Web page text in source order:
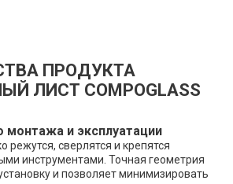
ПРОДУКТА
ЛИСТ COMPOGLASS
монтажа и эксплуатации
режутся, сверлятся и крепятся
инструментами. Точная геометрия
и позволяет минимизировать